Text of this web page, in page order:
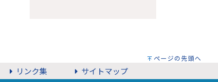
ページの先頭へ
リンク集 サイトマップ